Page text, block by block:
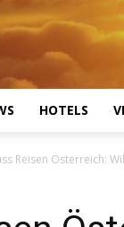
HOTELS
Reisen Österreich: